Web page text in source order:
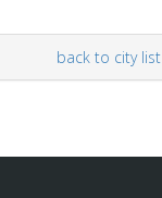
back to city list